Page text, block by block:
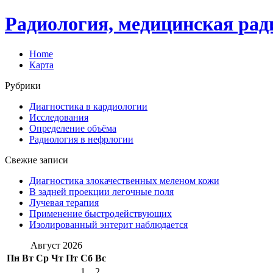
Радиология, медицинская
Home
Карта
Рубрики
Диагностика в кардиологии
Исследования
Определение объёма
Радиология в нефрлогии
Свежие записи
Диагностика злокачественных меленом кожи
В задней проекции легочные поля
Лучевая терапия
Применение быстродействующих
Изолированный энтерит наблюдается
Август 2026
Пн Вт Ср Чт Пт Сб Вс